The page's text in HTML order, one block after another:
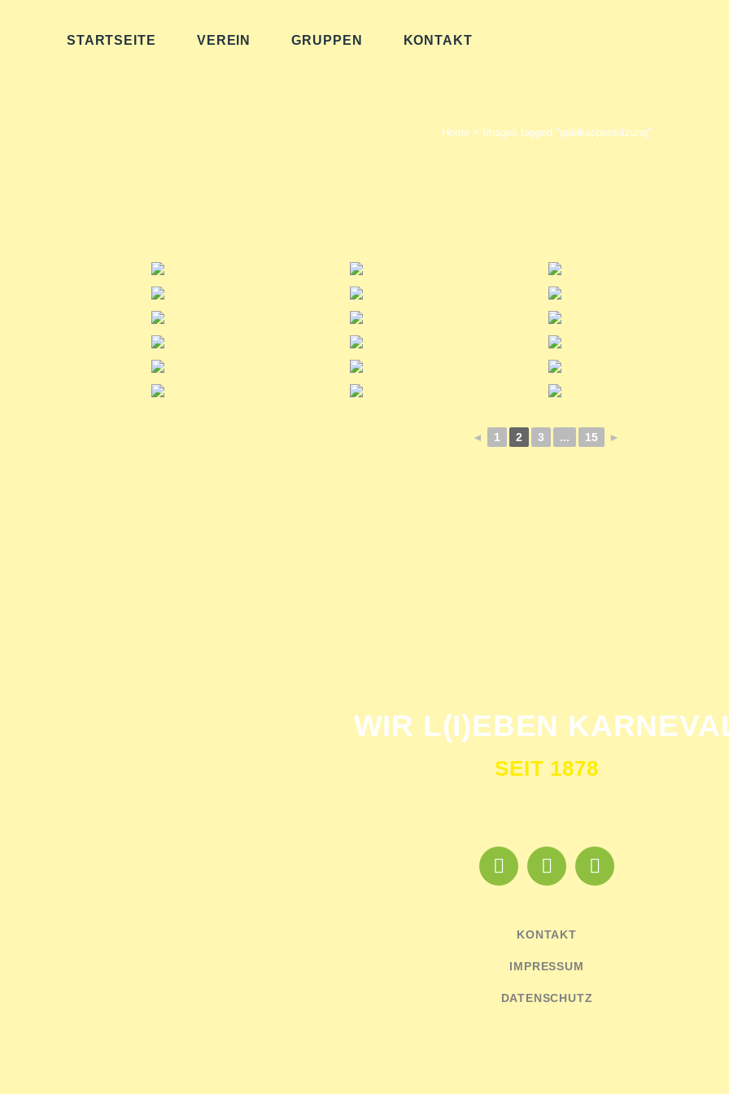
STARTSEITE VEREIN GRUPPEN KONTAKT
Home > Images tagged "galakappensitzung"
◄ 1 2 3 ... 15 ►
WIR L(I)EBEN
SEIT 1878
KONTAKT
IMPRESSUM
DATENSCHUTZ